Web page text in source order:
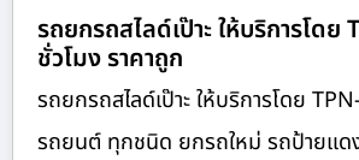
รถยกรถสไลด์เป๊าะ ให้บริการโ
ชั่วโมง ราคาถูก
รถยกรถสไลด์เป๊าะ ให้บริการโดย
รถยนต์ ทุกชนิด ยกรถใหม่ รถป้ายแด